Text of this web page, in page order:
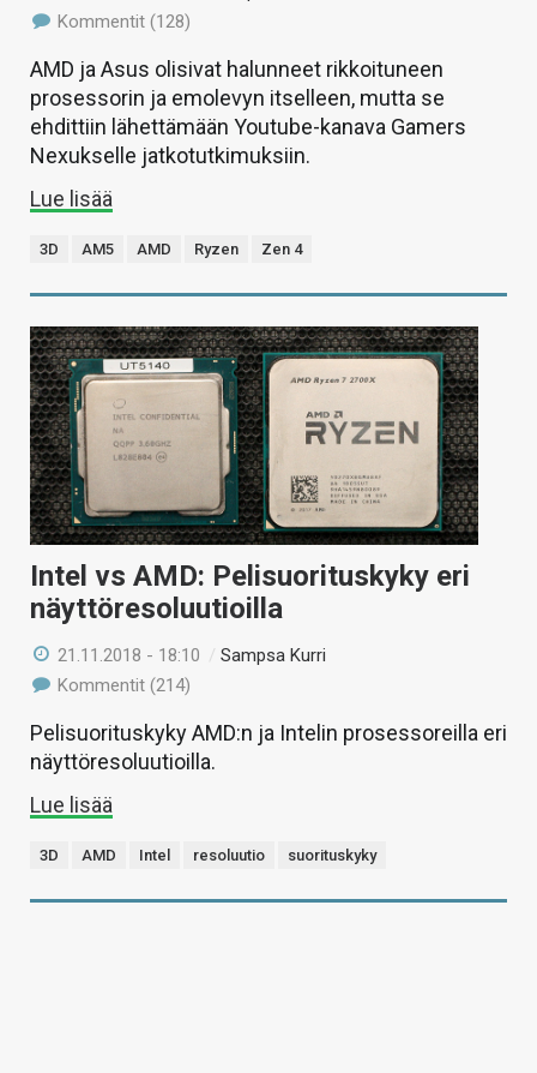
Kommentit (128)
AMD ja Asus olisivat halunneet rikkoituneen
prosessorin ja emolevyn itselleen, mutta se
ehdittiin lähettämään Youtube-kanava Gamers
Nexukselle jatkotutkimuksiin.
Lue lisää
3D AM5 AMD Ryzen Zen 4
Intel vs AMD: Pelisuorituskyky eri
näyttöresoluutioilla
21.11.2018 - 18:10 /Sampsa Kurri
Kommentit (214)
Pelisuorituskyky AMD:n ja Intelin prosessoreilla eri
näyttöresoluutioilla.
Lue lisää
3D AMD Intel resoluutio suorituskyky